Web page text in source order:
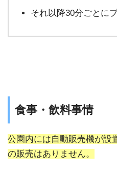
それ以降30分ごとに
食事・飲料事情
公園内には自動販売機が設
の販売はありません。